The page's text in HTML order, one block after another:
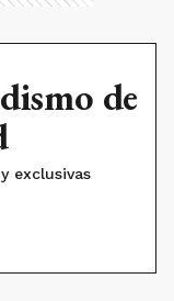
de
exclusivas